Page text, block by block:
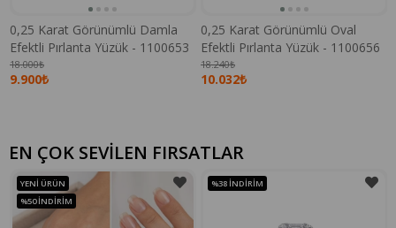
0,25 Karat Görünümlü Damla
Efektli Pırlanta Yüzük - 1100653
9.900₺
18.000₺
0,25 Karat Görünümlü Oval
Efektli Pırlanta Yüzük - 1100656
10.032₺
18.240₺
EN ÇOK SEVİLEN FIRSATLAR
YENI ÜRÜN
%50 İNDIRIM
%38 İNDIRIM